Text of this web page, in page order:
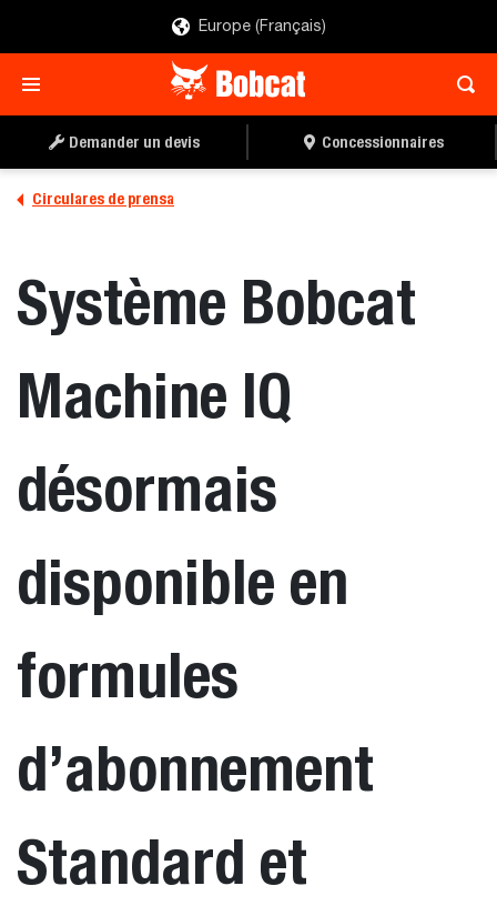
Europe (Français)
Demander un devis Concessionnaires
Circulares de prensa
Système Bobcat
Machine IQ
désormais
disponible en
formules
d’abonnement
Standard et